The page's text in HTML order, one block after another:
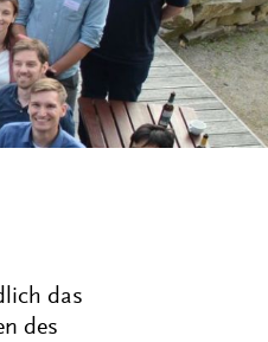
das
des